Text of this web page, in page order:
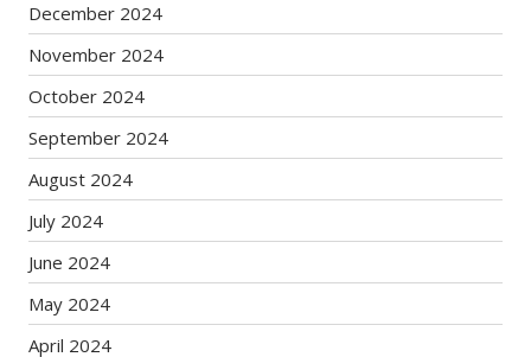
December 2024
November 2024
October 2024
September 2024
August 2024
July 2024
June 2024
May 2024
April 2024